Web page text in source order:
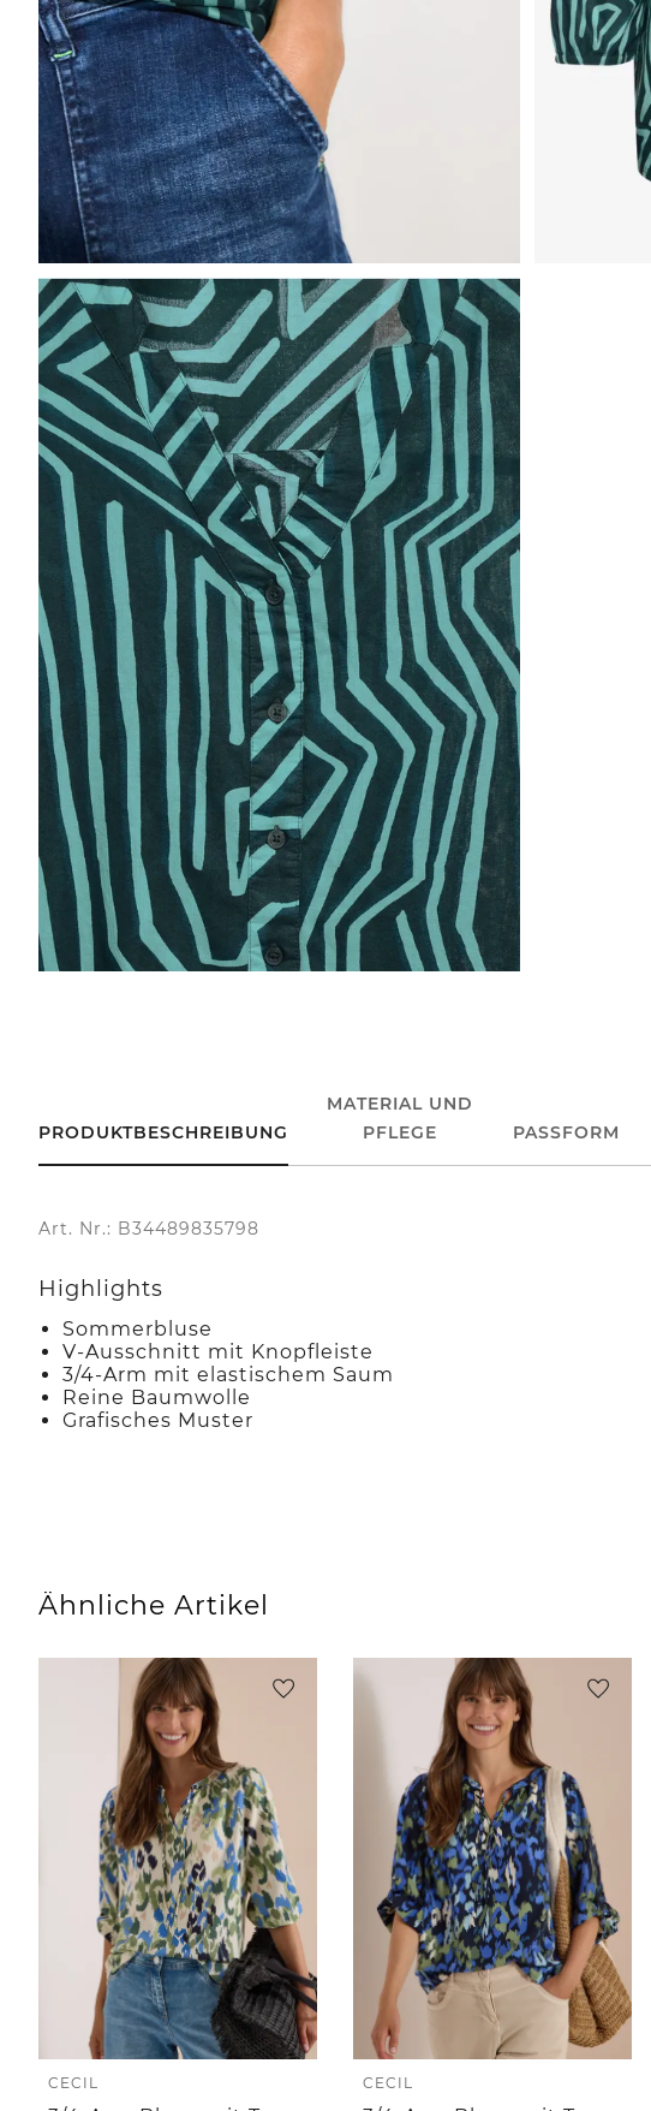
PRODUKTBESCHREIBUNG
MATERIAL UND
PFLEGE
PASSFORM
Art. Nr.: B34489835798
Highlights
Sommerbluse
V-Ausschnitt mit Knopfleiste
3/4-Arm mit elastischem Saum
Reine Baumwolle
Grafisches Muster
Ähnliche Artikel
CECIL CECIL